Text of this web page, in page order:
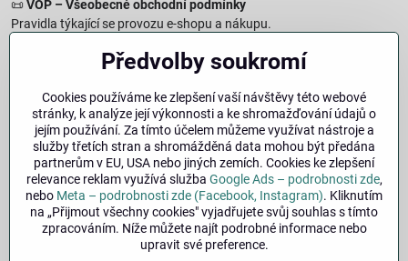
📜VOP – Všeobecné obchodní podmínky
Pravidla týkající se provozu e-shopu a nákupu.
Zásady zpracování osobních údajů
Jak chráníme a zpracováváme vaše osobní údaje.
Informace o cookies
Informace o používaných cookies a zpracování údajů na webu.
Právo na odstoupení – 14denní vrácení
Postup a podmínky odstoupení od nákupu.
Impresum
Údaje o provozovateli a právní informace.
Bezpečnost
Předvolby soukromí
Cookies používáme ke zlepšení vaší návštěvy této webové
stránky, k analýze její výkonnosti a ke shromažďování údajů o
jejím používání. Za tímto účelem můžeme využívat nástroje a
služby třetích stran a shromážděná data mohou být předána
partnerům v EU, USA nebo jiných zemích. Cookies ke zlepšení
relevance reklam využívá služba Google Ads – podrobnosti zde,
nebo Meta – podrobnosti zde (Facebook, Instagram). Kliknutím
na „Přijmout všechny cookies" vyjadřujete svůj souhlas s tímto
zpracováním. Níže můžete najít podrobné informace nebo
upravit své preference.